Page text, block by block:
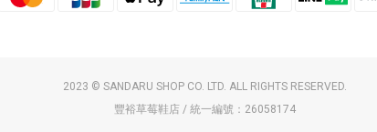
2023 © SANDARU SHOP CO. LTD. ALL RIGHTS RESERVED.
豐裕草莓鞋店 / 統一編號：26058174